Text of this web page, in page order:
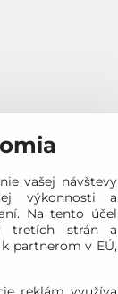
vašej návštevy
výkonnosti a
Na tento účel
tretích strán a
partnerom v EÚ,